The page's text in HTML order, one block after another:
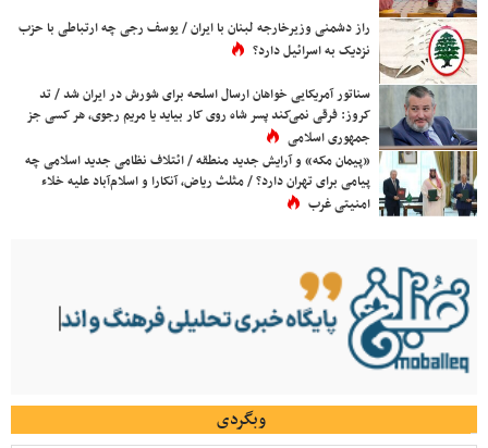
راز دشمنی وزیرخارجه لبنان با ایران / یوسف رجی چه ارتباطی با حزب
نزدیک به اسرائیل دارد؟
سناتور آمریکایی خواهان ارسال اسلحه برای شورش در ایران شد / تد
کروز: فرقی نمی‌کند پسر شاه روی کار بیاید یا مریم رجوی، هر کسی جز
جمهوری اسلامی
«پیمان مکه» و آرایش جدید منطقه / ائتلاف نظامی جدید اسلامی چه
پیامی برای تهران دارد؟ / مثلث ریاض، آنکارا و اسلام‌آباد علیه خلاء
امنیتی غرب
وبگردی